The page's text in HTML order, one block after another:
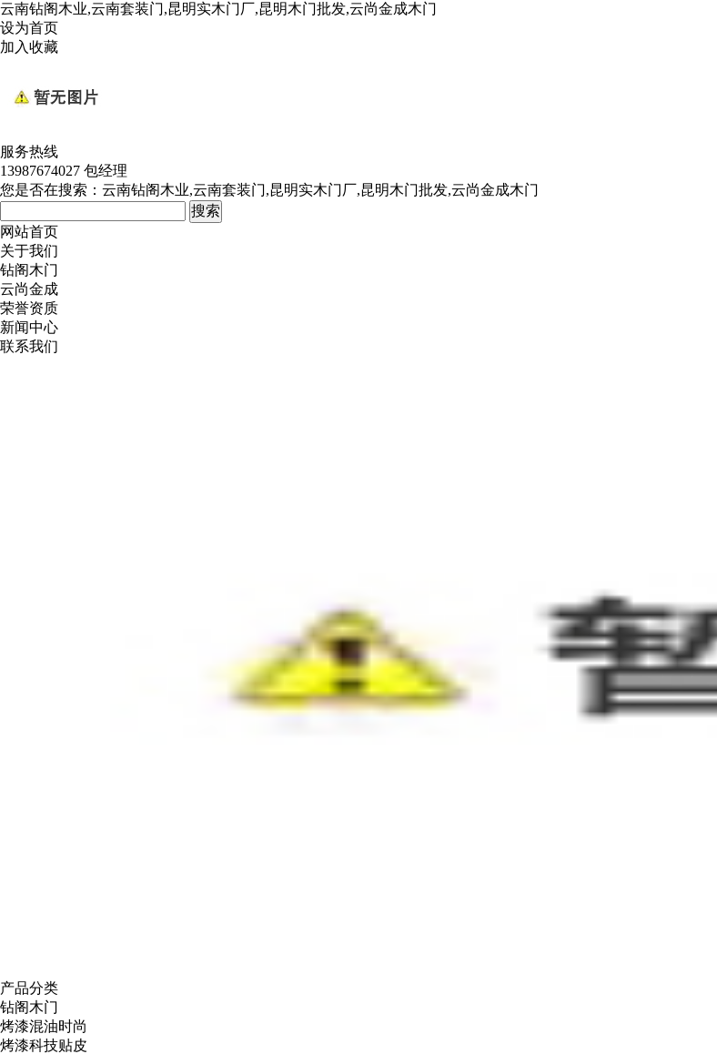
云南钻阁木业,云南套装门,昆明实木门厂,昆明木门批发,云尚金成木门
设为首页
加入收藏
服务热线
13987674027 包经理
您是否在搜索： 云南钻阁木业,云南套装门,昆明实木门厂,昆明木门批发,云尚金成木门
网站首页
关于我们
钻阁木门
云尚金成
荣誉资质
新闻中心
联系我们
产品分类
钻阁木门
烤漆混油时尚
烤漆科技贴皮